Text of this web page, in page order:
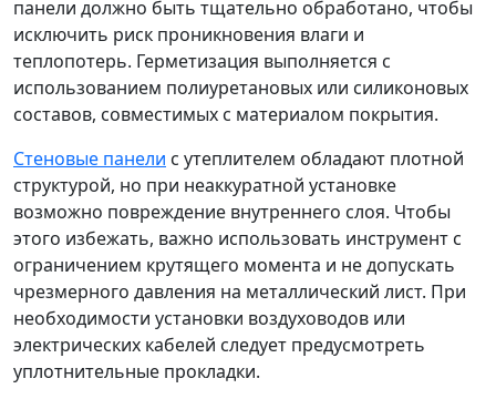
панели должно быть тщательно обработано, чтобы
исключить риск проникновения влаги и
теплопотерь. Герметизация выполняется с
использованием полиуретановых или силиконовых
составов, совместимых с материалом покрытия.
Стеновые панели с утеплителем обладают плотной
структурой, но при неаккуратной установке
возможно повреждение внутреннего слоя. Чтобы
этого избежать, важно использовать инструмент с
ограничением крутящего момента и не допускать
чрезмерного давления на металлический лист. При
необходимости установки воздуховодов или
электрических кабелей следует предусмотреть
уплотнительные прокладки.